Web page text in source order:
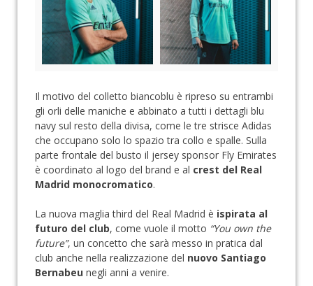
Il motivo del colletto biancoblu è ripreso su entrambi
gli orli delle maniche e abbinato a tutti i dettagli blu
navy sul resto della divisa, come le tre strisce Adidas
che occupano solo lo spazio tra collo e spalle. Sulla
parte frontale del busto il jersey sponsor Fly Emirates
è coordinato al logo del brand e al crest del Real
Madrid monocromatico.
La nuova maglia third del Real Madrid è ispirata al
futuro del club, come vuole il motto “You own the
future”, un concetto che sarà messo in pratica dal
club anche nella realizzazione del nuovo Santiago
Bernabeu negli anni a venire.